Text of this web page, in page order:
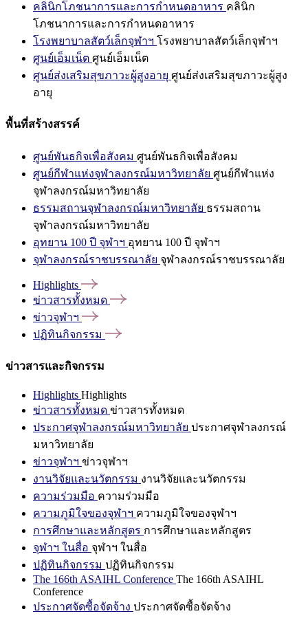
คลินิกโภชนาการและการกำหนดอาหาร คลินิก
โภชนาการและการกำหนดอาหาร
โรงพยาบาลสัตว์เล็กจุฬาฯ โรงพยาบาลสัตว์เล็กจุฬาฯ
ศูนย์เอ็มเน็ต ศูนย์เอ็มเน็ต
ศูนย์ส่งเสริมสุขภาวะผู้สูงอายุ ศูนย์ส่งเสริมสุขภาวะผู้สูง
อายุ
พื้นที่สร้างสรรค์
ศูนย์พันธกิจเพื่อสังคม ศูนย์พันธกิจเพื่อสังคม
ศูนย์กีฬาแห่งจุฬาลงกรณ์มหาวิทยาลัย ศูนย์กีฬาแห่ง
จุฬาลงกรณ์มหาวิทยาลัย
ธรรมสถานจุฬาลงกรณ์มหาวิทยาลัย ธรรมสถาน
จุฬาลงกรณ์มหาวิทยาลัย
อุทยาน 100 ปี จุฬาฯ อุทยาน 100 ปี จุฬาฯ
จุฬาลงกรณ์ราชบรรณาลัย จุฬาลงกรณ์ราชบรรณาลัย
Highlights
ข่าวสารทั้งหมด
ข่าวจุฬาฯ
ปฏิทินกิจกรรม
ข่าวสารและกิจกรรม
Highlights Highlights
ข่าวสารทั้งหมด ข่าวสารทั้งหมด
ประกาศจุฬาลงกรณ์มหาวิทยาลัย ประกาศจุฬาลงกรณ์
มหาวิทยาลัย
ข่าวจุฬาฯ ข่าวจุฬาฯ
งานวิจัยและนวัตกรรม งานวิจัยและนวัตกรรม
ความร่วมมือ ความร่วมมือ
ความภูมิใจของจุฬาฯ ความภูมิใจของจุฬาฯ
การศึกษาและหลักสูตร การศึกษาและหลักสูตร
จุฬาฯ ในสื่อ จุฬาฯ ในสื่อ
ปฏิทินกิจกรรม ปฏิทินกิจกรรม
The 166th ASAIHL Conference The 166th ASAIHL
Conference
ประกาศจัดซื้อจัดจ้าง ประกาศจัดซื้อจัดจ้าง